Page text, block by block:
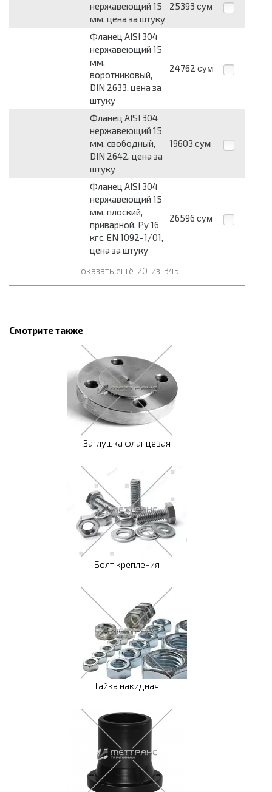
нержавеющий 15
мм, цена за штуку
25393 сум
Фланец AISI 304
нержавеющий 15
мм,
воротниковый,
DIN 2633, цена за
штуку
24762 сум
Фланец AISI 304
нержавеющий 15
мм, свободный,
DIN 2642, цена за
штуку
19603 сум
Фланец AISI 304
нержавеющий 15
мм, плоский,
приварной, Py 16
кгс, EN 1092-1/01,
цена за штуку
26596 сум
Показать ещё 20 из 345
Смотрите также
Заглушка фланцевая
Болт крепления
Гайка накидная